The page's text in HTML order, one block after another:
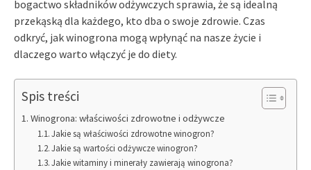
bogactwo składników odżywczych sprawia, że są idealną
przekąską dla każdego, kto dba o swoje zdrowie. Czas
odkryć, jak winogrona mogą wpłynąć na nasze życie i
dlaczego warto włączyć je do diety.
Spis treści
Winogrona: właściwości zdrowotne i odżywcze
Jakie są właściwości zdrowotne winogron?
Jakie są wartości odżywcze winogron?
Jakie witaminy i minerały zawierają winogrona?